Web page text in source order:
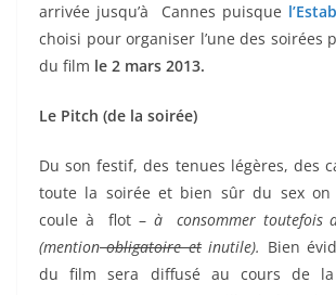
arrivée jusqu’à Cannes puisque
choisi pour organiser l’une des soirées
du film le 2 mars 2013.
Le Pitch (de la soirée)
Du son festif, des tenues légères, des
toute la soirée et bien sûr du sex on
coule à flot –à consommer toutefois
(mentionobligatoire etinutile). Bien
du film sera diffusé au cours de